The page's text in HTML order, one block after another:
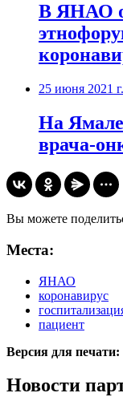
В ЯНАО
25 июня 2021
На Ямале
врача-
Вы можете
Места:
ЯНАО
коронавирус
пациент
Версия для печати:
Новости